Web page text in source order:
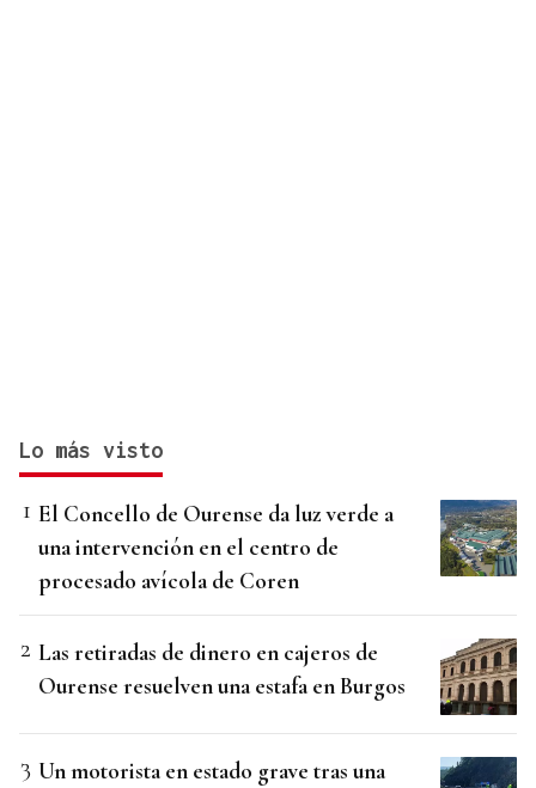
Lo más visto
El Concello de Ourense da luz verde a
una intervención en el centro de
procesado avícola de Coren
Las retiradas de dinero en cajeros de
Ourense resuelven una estafa en Burgos
Un motorista en estado grave tras una